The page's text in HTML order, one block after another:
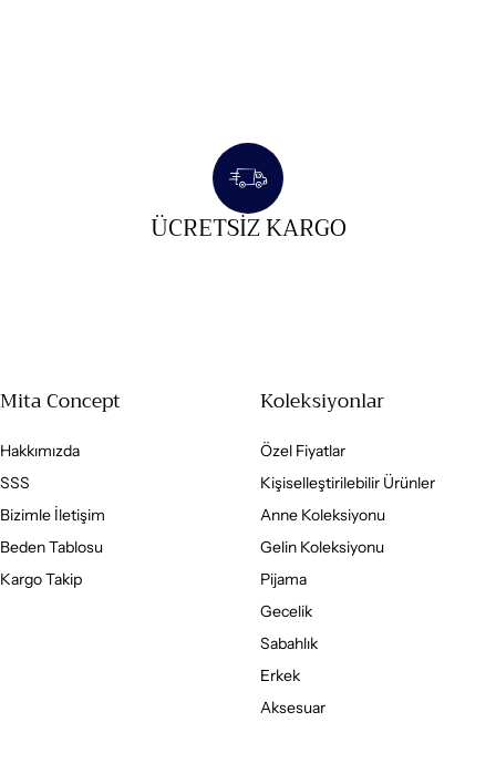
ÜCRETSIZ KARGO
Mita Concept
Hakkımızda
SSS
Bizimle İletişim
Beden Tablosu
Kargo Takip
Koleksiyonlar
Özel Fiyatlar
Kişiselleştirilebilir Ürünler
Anne Koleksiyonu
Gelin Koleksiyonu
Pijama
Gecelik
Sabahlık
Erkek
Aksesuar